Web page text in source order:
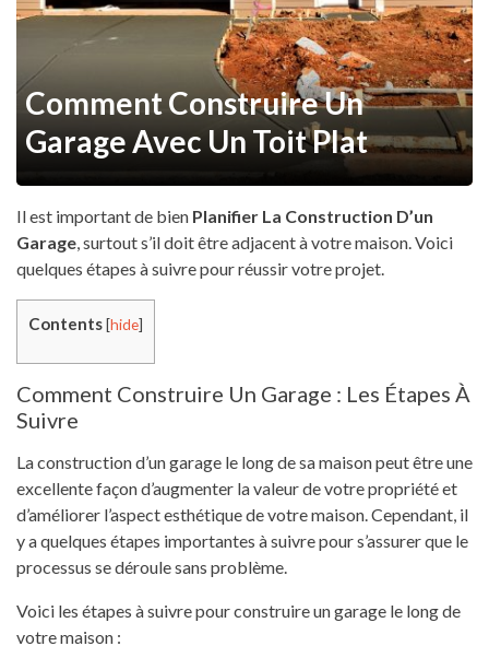
Comment Construire Un
Garage Avec Un Toit Plat
Il est important de bien Planifier La Construction D’un
Garage, surtout s’il doit être adjacent à votre maison. Voici
quelques étapes à suivre pour réussir votre projet.
Contents[hide]
Comment Construire Un Garage : Les Étapes À
Suivre
La construction d’un garage le long de sa maison peut être une
excellente façon d’augmenter la valeur de votre propriété et
d’améliorer l’aspect esthétique de votre maison. Cependant, il
y a quelques étapes importantes à suivre pour s’assurer que le
processus se déroule sans problème.
Voici les étapes à suivre pour construire un garage le long de
votre maison :